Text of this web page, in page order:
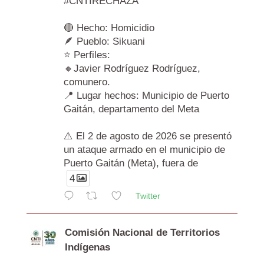
🔴 Hecho: Homicidio
🪶 Pueblo: Sikuani
⭐ Perfiles:
🔸Javier Rodríguez Rodríguez,
comunero.
📍 Lugar hechos: Municipio de Puerto
Gaitán, departamento del Meta
⚠️ El 2 de agosto de 2026 se presentó
un ataque armado en el municipio de
Puerto Gaitán (Meta), fuera de
4
Twitter
Comisión Nacional de Territorios
Indígenas